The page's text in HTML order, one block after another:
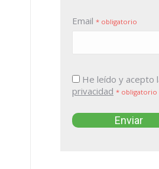
Email * obligatorio
He leído y acepto
privacidad * obligatorio